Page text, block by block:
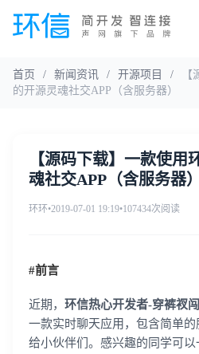
首页 / 新闻资讯 / 开源项目 /
的开源灵魂社交APP（含服务器）
【源码下载】一款使用
魂社交APP（含服务器）
环环•2019-07-01 19:19•107434次阅读
#前言
近期， 环信热心开发者-穿裤衩
一款实时聊天应用，包含简单
给小伙伴们。感兴趣的同学可